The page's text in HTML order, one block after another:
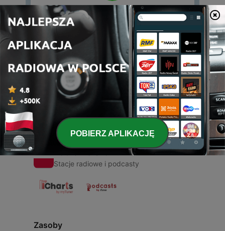
00:00 00:00
Odcinki
1 - ASMR GWEN B
23 paź 2020
Stacje radiowe i podcasty
Zasoby
POBIERZ APLIKACJĘ